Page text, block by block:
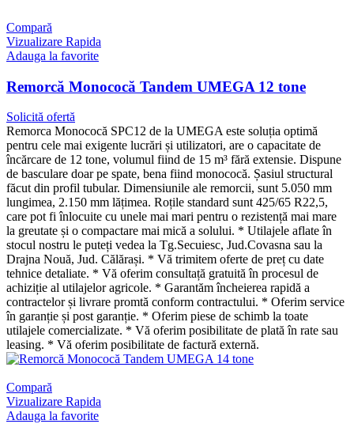
Compară
Vizualizare Rapida
Adauga la favorite
Remorcă Monococă Tandem UMEGA 12 tone
Solicită ofertă
Remorca Monococă SPC12 de la UMEGA este soluția optimă
pentru cele mai exigente lucrări și utilizatori, are o capacitate de
încărcare de 12 tone, volumul fiind de 15 m³ fără extensie. Dispune
de basculare doar pe spate, bena fiind monococă. Șasiul structural
făcut din profil tubular. Dimensiunile ale remorcii, sunt 5.050 mm
lungimea, 2.150 mm lățimea. Roțile standard sunt 425/65 R22,5,
care pot fi înlocuite cu unele mai mari pentru o rezistență mai mare
la greutate și o compactare mai mică a solului. * Utilajele aflate în
stocul nostru le puteți vedea la Tg.Secuiesc, Jud.Covasna sau la
Drajna Nouă, Jud. Călărași. * Vă trimitem oferte de preț cu date
tehnice detaliate. * Vă oferim consultață gratuită în procesul de
achiziție al utilajelor agricole. * Garantăm încheierea rapidă a
contractelor și livrare promtă conform contractului. * Oferim service
în garanție și post garanție. * Oferim piese de schimb la toate
utilajele comercializate. * Vă oferim posibilitate de plată în rate sau
leasing. * Vă oferim posibilitate de factură externă.
Compară
Vizualizare Rapida
Adauga la favorite